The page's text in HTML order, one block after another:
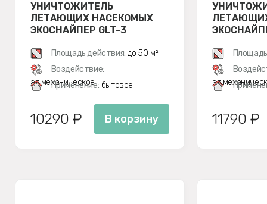
УНИЧТОЖИТЕЛЬ
ЛЕТАЮЩИХ НАСЕКОМЫХ
ЭКОСНАЙПЕР GLT-3
Площадь действия: до 50 м²
Воздействие:
эл.механическое
Применение: бытовое
10290 ₽ В корзину 11790 ₽